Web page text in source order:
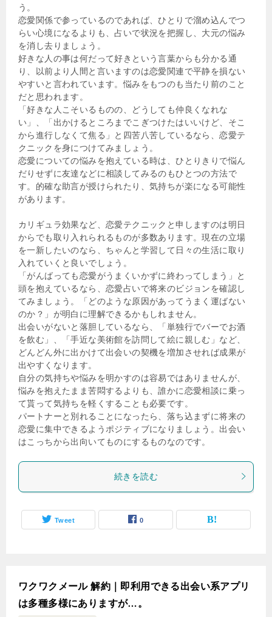
う。
恋愛関係で参っているのであれば、ひとりで溜め込んでつ
らい心境になるよりも、占いで状況を把握し、大元の悩み
を消し去りましょう。
好きな人の事は何だって好きという言葉からも分かる通
り、以前より人間と言いますのは恋愛関連で平静を損ない
やすいと言われています。悩みをもつのも当たり前のこと
だと思われます。
「好きな人こそいるものの、どうしても仲良くなれな
い」、「出かけるところまでこぎつけたはいいけど、そこ
から進行しなくて焦る」と四苦八苦しているなら、恋愛テ
クニックを身につけてみましょう。
恋愛についての悩みを抱えている時は、ひとりきりで悩ん
だりせずに友達などに相談してみるのもひとつの方法で
す。的確な助言が授けられたり、気持ちが楽になる可能性
があります。
カリギュラ効果など、恋愛テクニックと申しますのは明日
からでも取り入れられるものが多数あります。現在の立場
を一新したいのなら、ちゃんと学習して日々の生活に取り
入れていくと良いでしょう。
「がんばっても恋愛がうまくいかずに終わってしまう」と
頭を抱えているなら、恋愛占いで将来のビジョンを確認し
てみましょう。「どのような原因があってうまく運ばない
のか？」が明白に理解できるかもしれません。
出会いがないと落胆しているなら、「単独行でバーでお酒
を飲む」、「手近な美術館を訪問して絵に親しむ」など、
どんどん外に出かけて出会いの契機を増加させれば成果が
出やすくなります。
自分の気持ちや悩みを明かすのは容易ではありませんが、
悩みを抱えたまま苦悶するよりも、誰かに恋愛相談に乗っ
て貰って気持ちを軽くすることも必要です。
パートナーと別れることになったら、落ち込まずに将来の
恋愛に集中できるようポジティブになりましょう。出会い
はこっちから出向いてものにするものなのです。
続きを読む
Tweet 0
ワクワクメール 解約｜即利用できる出会い系アプリ
は多種多様にありますが…。